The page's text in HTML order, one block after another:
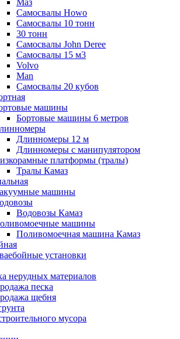
Маз
Самосвалы Howo
Самосвалы 10 тонн
30 тонн
Самосвалы John Deree
Самосвалы 15 м3
Volvo
Man
Самосвалы 20 кубов
машины
Бортовые машины 6 метров
Длинномеры 12 м
Длинномеры с манипулятором
платформы (тралы)
Тралы Камаз
машины
Водовозы Камаз
машины
Поливомоечная машина Камаз
установки
нерудных материалов
песка
щебня
мусора